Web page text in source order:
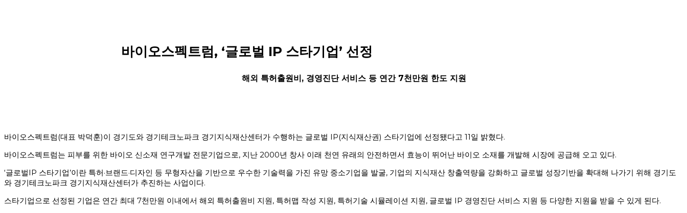
바이오스펙트럼, ‘글로벌 IP 스타기업’ 선정
해외 특허출원비, 경영진단 서비스 등 연간 7천만원 한도 지원
바이오스펙트럼(대표 박덕훈)이 경기도와 경기테크노파크 경기지식재산센터가 수행하는 글로벌 IP(지식재산권) 스타기업에 선정됐다고 11일 밝혔다.
바이오스펙트럼는 피부를 위한 바이오 신소재 연구개발 전문기업으로, 지난 2000년 창사 이래 천연 유래의 안전하면서 효능이 뛰어난 바이오 소재를 개발해 시장에 공급해 오고 있다.
‘글로벌IP 스타기업’이란 특허·브랜드·디자인 등 무형자산을 기반으로 우수한 기술력을 가진 유망 중소기업을 발굴, 기업의 지식재산 창출역량을 강화하고 글로벌 성장기반을 확대해 나가기 위해 경기도
와 경기테크노파크 경기지식재산센터가 추진하는 사업이다.
스타기업으로 선정된 기업은 연간 최대 7천만원 이내에서 해외 특허출원비 지원, 특허맵 작성 지원, 특허기술 시뮬레이션 지원, 글로벌 IP 경영진단 서비스 지원 등 다양한 지원을 받을 수 있게 된다.